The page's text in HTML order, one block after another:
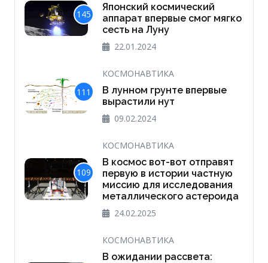
145
Японский космический
аппарат впервые смог мягко
сесть на Луну
22.01.2024
111
КОСМОНАВТИКА
В лунном грунте впервые
вырастили нут
09.02.2024
109
КОСМОНАВТИКА
В космос вот-вот отправят
первую в истории частную
миссию для исследования
металлического астероида
24.02.2025
КОСМОНАВТИКА
В ожидании рассвета: